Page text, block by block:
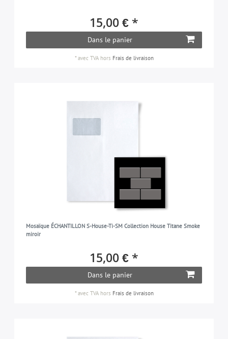
15,00 € *
Dans le panier
*avec TVAhors Frais de livraison
Mosaïque ÉCHANTILLON S-House-Ti-SM Collection House Titane Smoke
miroir
15,00 € *
Dans le panier
*avec TVAhors Frais de livraison